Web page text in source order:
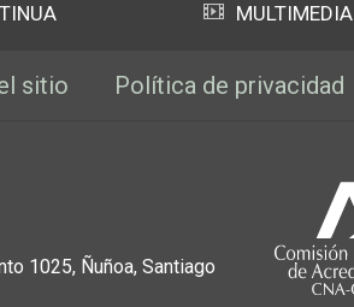
MULTIMEDIA
sitio Política de privacidad
1025, Ñuñoa, Santiago